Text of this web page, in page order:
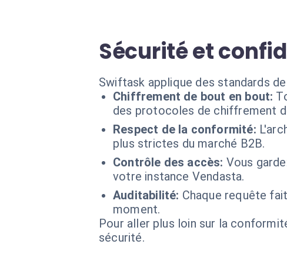
Sécurité et
Swiftask applique des standards
Chiffrement de bout en bout:
des protocoles de chiffrement
Respect de la conformité:
plus strictes du marché B2B.
Contrôle des accès: Vous
votre instance Vendasta.
Auditabilité: Chaque requête
moment.
Pour aller plus loin sur la
sécurité.